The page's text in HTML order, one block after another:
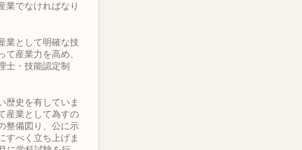
業でなければなり
業として明確な技
産業力を高め、
士・技能認定制
歴史を有していま
産業として為すの
整備図り、公に示
すべく立ち上げま